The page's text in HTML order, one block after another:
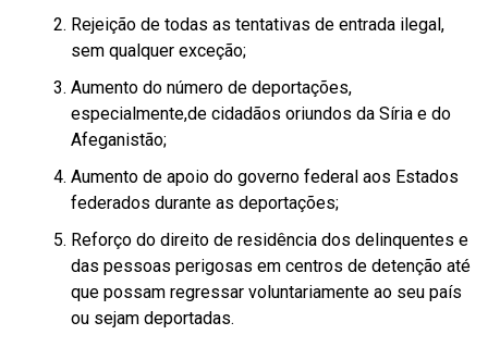
Rejeição de todas as tentativas de entrada ilegal,
sem qualquer exceção;
Aumento do número de deportações,
especialmente,de cidadãos oriundos da Síria e do
Afeganistão;
Aumento de apoio do governo federal aos Estados
federados durante as deportações;
Reforço do direito de residência dos delinquentes e
das pessoas perigosas em centros de detenção até
que possam regressar voluntariamente ao seu país
ou sejam deportadas.